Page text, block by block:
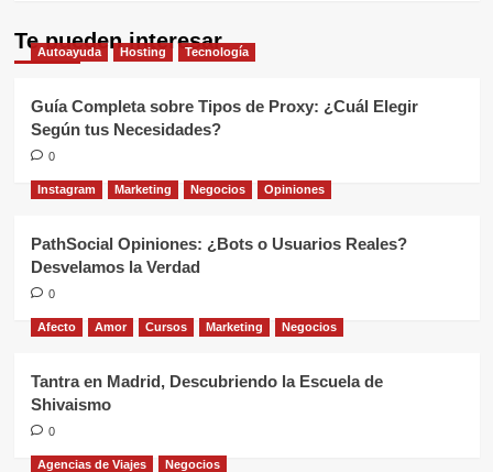
Te pueden interesar
Autoayuda Hosting Tecnología
Guía Completa sobre Tipos de Proxy: ¿Cuál Elegir
Según tus Necesidades?
0
Instagram Marketing Negocios Opiniones
PathSocial Opiniones: ¿Bots o Usuarios Reales?
Desvelamos la Verdad
0
Afecto Amor Cursos Marketing Negocios
Tantra en Madrid, Descubriendo la Escuela de
Shivaismo
0
Agencias de Viajes Negocios